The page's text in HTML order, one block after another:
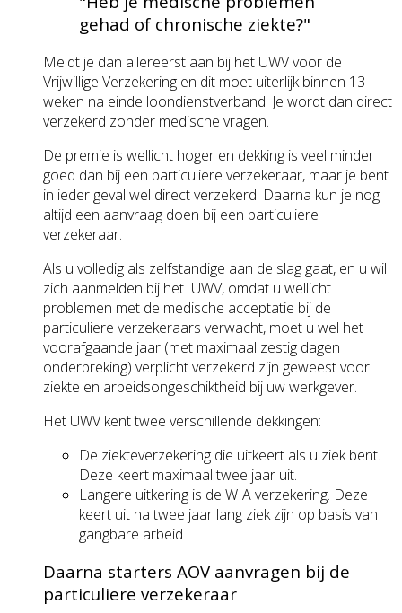
gehad of chronische ziekte?"
Meldt je dan allereerst aan bij het UWV voor de
Vrijwillige Verzekering en dit moet uiterlijk binnen 13
weken na einde loondienstverband. Je wordt dan direct
verzekerd zonder medische vragen.
De premie is wellicht hoger en dekking is veel minder
goed dan bij een particuliere verzekeraar, maar je bent
in ieder geval wel direct verzekerd. Daarna kun je nog
altijd een aanvraag doen bij een particuliere
verzekeraar.
Als u volledig als zelfstandige aan de slag gaat, en u wil
zich aanmelden bij het UWV, omdat u wellicht
problemen met de medische acceptatie bij de
particuliere verzekeraars verwacht, moet u wel het
voorafgaande jaar (met maximaal zestig dagen
onderbreking) verplicht verzekerd zijn geweest voor
ziekte en arbeidsongeschiktheid bij uw werkgever.
Het UWV kent twee verschillende dekkingen:
De ziekteverzekering die uitkeert als u ziek bent.
Deze keert maximaal twee jaar uit.
Langere uitkering is de WIA verzekering. Deze
keert uit na twee jaar lang ziek zijn op basis van
gangbare arbeid
Daarna starters AOV aanvragen bij de
particuliere verzekeraar